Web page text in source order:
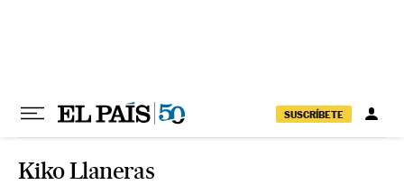
SUSCRÍBETE
Kiko Llaneras